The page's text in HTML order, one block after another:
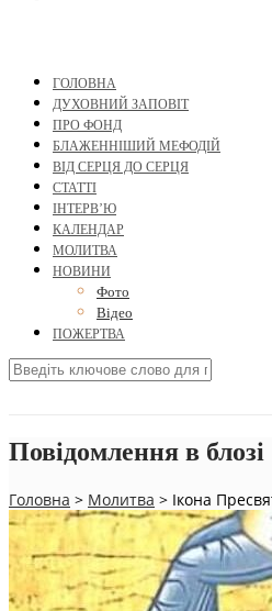
ГОЛОВНА
ДУХОВНИЙ ЗАПОВІТ
ПРО ФОНД
БЛАЖЕННІШИЙ МЕФОДІЙ
ВІД СЕРЦЯ ДО СЕРЦЯ
СТАТТІ
ІНТЕРВ’Ю
КАЛЕНДАР
МОЛИТВА
НОВИНИ
Фото
Відео
ПОЖЕРТВА
Повідомлення в блозі
Головна > Молитва > Ікона